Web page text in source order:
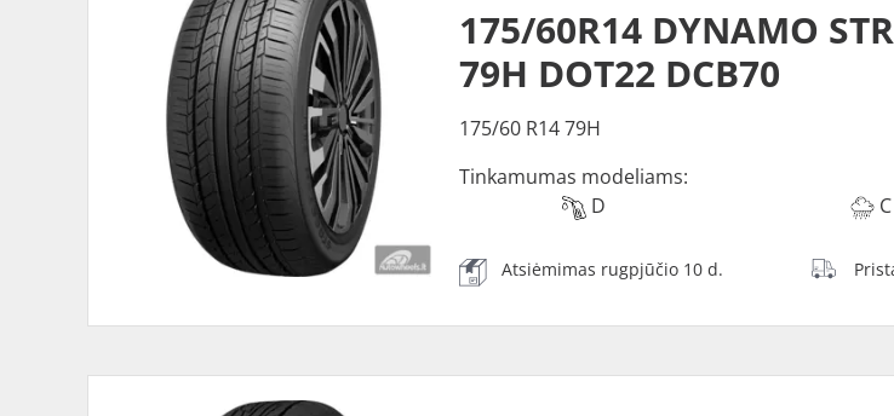
175/60R14 DYNAMO
79H DOT22 DCB70
175/60 R14 79H
Tinkamumas modeliams:
D
C
Atsiėmimas rugpjūčio 10 d.